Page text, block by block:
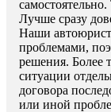
Лучше сразу
Наши
проблемами,
решения. Более
ситуации
договора
или иной